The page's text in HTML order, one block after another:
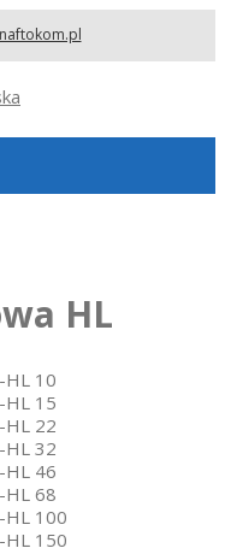
HL
HL 10
HL 15
HL 22
HL 32
HL 46
HL 68
HL 100
HL 150